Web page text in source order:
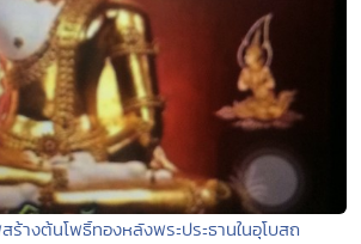
ร้างต้นโพธิ์ทองหลังพระประธานในอุโบสถ